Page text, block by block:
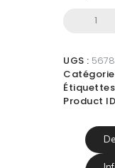
quantité
WF-
1000XM3
UGS :
Product